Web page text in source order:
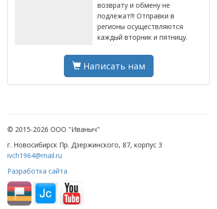
возврату и обмену не
подлежат!!! Отправки в
регионы осуществляются
каждый вторник и пятницу.
Написать нам
© 2015-2026 ООО "Иваныч"
г. Новосибирск Пр. Дзержинского, 87, корпус 3
ivch1964@mail.ru
Разработка сайта